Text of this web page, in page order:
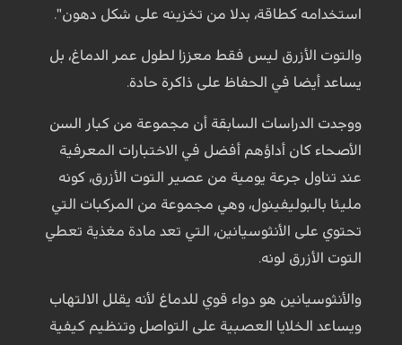
استخدامه كطاقة، بدلا من تخزينه على شكل دهون".
والتوت الأزرق ليس فقط معززا لطول عمر الدماغ، بل
يساعد أيضا في الحفاظ على ذاكرة حادة.
ووجدت الدراسات السابقة أن مجموعة من كبار السن
الأصحاء كان أداؤهم أفضل في الاختبارات المعرفية
عند تناول جرعة يومية من عصير التوت الأزرق، كونه
مليئا بالبوليفينول، وهي مجموعة من المركبات التي
تحتوي على الأنثوسيانين، التي تعد مادة مغذية تعطي
التوت الأزرق لونه.
والأنثوسيانين هو دواء قوي للدماغ لأنه يقلل الالتهاب
ويساعد الخلايا العصبية على التواصل وتنظيم كيفية